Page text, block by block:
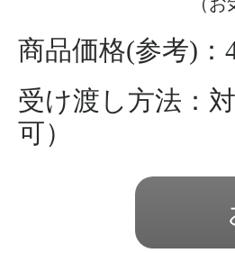
商品価格(参考)：
受け渡し方法：
可）